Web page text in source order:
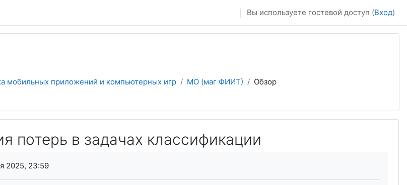
Вы используете гостевой доступ (Вход)
мобильных приложений и компьютерных игр МО (маг ФИИТ)
Обзор
потерь в задачах классификации
2025, 23:59